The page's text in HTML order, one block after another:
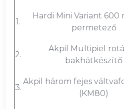
1.
Hardi Mini Variant 600
permetező
2.
Akpil Multipiel
bakhátkészítő
3.
Akpil három fejes
(KM80)